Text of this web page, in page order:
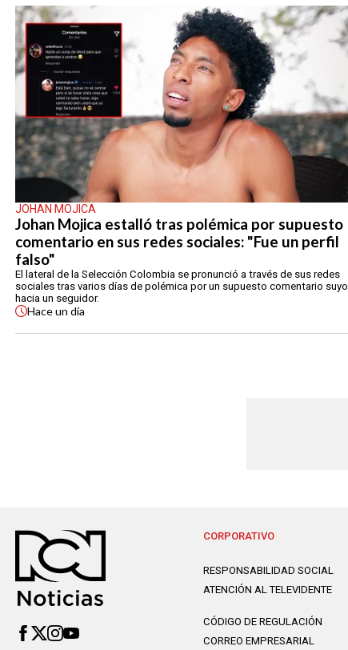
JOHAN MOJICA
Johan Mojica estalló tras polémica por supuesto
comentario en sus redes sociales: "Fue un perfil
falso"
El lateral de la Selección Colombia se pronunció a través de sus redes
sociales tras varios días de polémica por un supuesto comentario suyo
hacia un seguidor.
Haceun día
CORPORATIVO
RESPONSABILIDAD SOCIAL
ATENCIÓN AL TELEVIDENTE
CÓDIGO DE REGULACIÓN
CORREO EMPRESARIAL